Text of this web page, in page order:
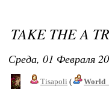
TAKE THE A
Среда, 01 Февраля
Tisapoli (